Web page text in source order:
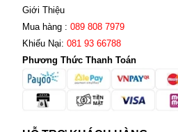
Giới Thiệu
Mua hàng : 089 808 7979
Khiếu Nại: 081 93 66788
Phương Thức Thanh Toán